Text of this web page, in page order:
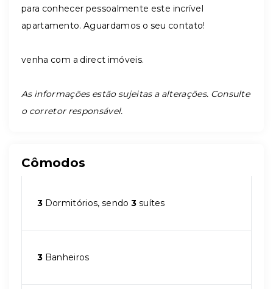
para conhecer pessoalmente este incrível
apartamento. Aguardamos o seu contato!
venha com a direct imóveis.
As informações estão sujeitas a alterações. Consulte
o corretor responsável.
Cômodos
3 Dormitórios, sendo3 suítes
3 Banheiros